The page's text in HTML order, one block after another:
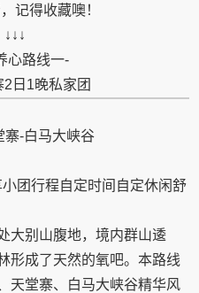
记得收藏噢！
↓↓↓
心路线一-
2日1晚私家团
寨-白马大峡谷
团行程自定时间自定休闲舒
大别山腹地，境内群山逶
形成了天然的氧吧。本路线
天堂寨、白马大峡谷精华风